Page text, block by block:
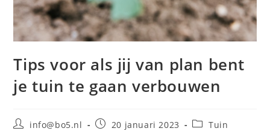
Tips voor als jij van plan bent
je tuin te gaan verbouwen
Berichtinfo@bo5.nl
Bericht20 januari 2023 Berichtcategorie:
Tuin